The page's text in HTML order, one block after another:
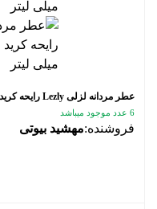
عطر مردانه لزلی Lezly رایحه کرید اونتوس حجم 30 میلی لیتر
6 عدد موجود میباشد
فروشنده:مهشید بیوتی